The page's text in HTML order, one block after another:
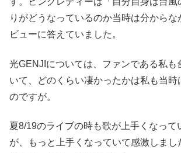
りがどうなっているのか当時は分からな
ビューに答えていました。
光GENJIについては、ファンである私も
いて、どのくらい凄かったかは私も当時
のですが。
夏8/19のライブの時も歌が上手くなって
が、もっと上手くなっていて感激しまし